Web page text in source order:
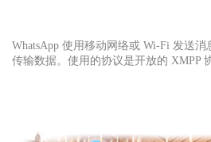
WhatsApp 使用移动网络或 Wi-Fi 发送消
传输数据。使用的协议是开放的 XMPP